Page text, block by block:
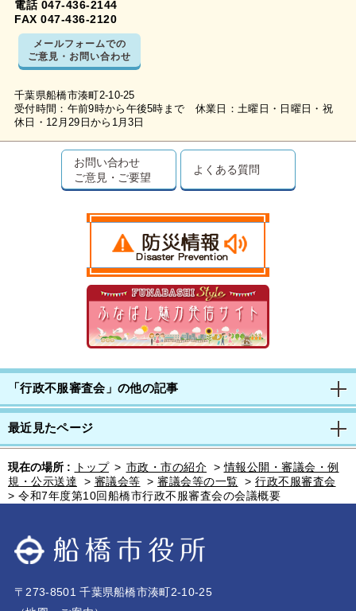
電話 047-436-2144
FAX 047-436-2120
メールフォームでの
ご意見・お問い合わせ
千葉県船橋市湊町2-10-25
受付時間：午前9時から午後5時まで 休業日：土曜日・日曜日・祝
休日・12月29日から1月3日
お問い合わせ
ご意見・ご要望
よくある質問
「行政不服審査会」の他の記事
最近見たページ
現在の場所 : トップ > 市政・市の紹介 >情報公開・審議会・例
規・公示送達
> 審議会等 > 審議会等の一覧 > 行政不服審査会
> 令和7年度第10回船橋市行政不服審査会の会議概要
〒273-8501 千葉県船橋市湊町2-10-25